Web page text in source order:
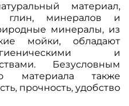
материал,
глин, минералов и
минералы, из
мойки, обладают
и
Безусловным
материала также
прочность, удобство